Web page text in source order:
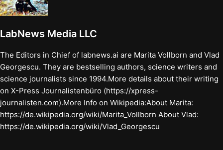
LabNews Media LLC
The Editors in Chief of labnews.ai are Marita Vollborn and Vlad
Georgescu. They are bestselling authors, science writers and
science journalists since 1994.More details about their writing
on X-Press Journalistenbüro (https://xpress-
journalisten.com).More Info on Wikipedia:About Marita:
https://de.wikipedia.org/wiki/Marita_Vollborn About Vlad:
https://de.wikipedia.org/wiki/Vlad_Georgescu